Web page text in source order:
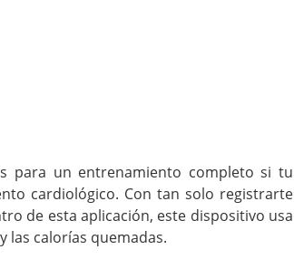
para un entrenamiento completo si tu
cardiológico. Con tan solo registrarte
de esta aplicación, este dispositivo usa
las calorías quemadas.